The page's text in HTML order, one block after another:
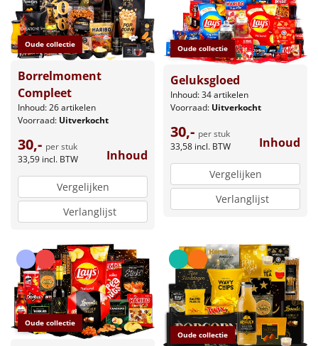
Oude collectie
Borrelmoment
Compleet
Inhoud: 26 artikelen
Voorraad: Uitverkocht
30,- per stuk
33,59 incl. BTW Inhoud
Vergelijken
Verlanglijst
Oude collectie
Geluksgloed
Inhoud: 34 artikelen
Voorraad: Uitverkocht
30,- per stuk
33,58 incl. BTW Inhoud
Vergelijken
Verlanglijst
Oude collectie
Oude collectie